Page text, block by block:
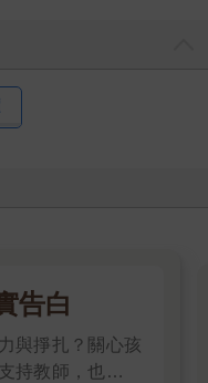
告白
與掙扎？關心孩
持教師，也就是